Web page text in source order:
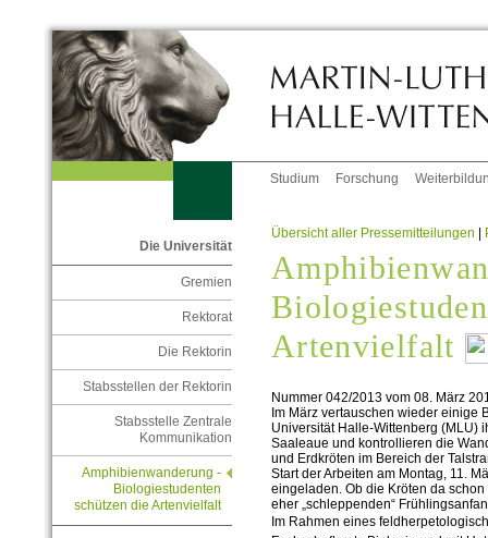
Studium Forschung
Die Universität
Gremien
Rektorat
Die Rektorin
Stabsstellen der Rektorin
Stabsstelle Zentrale
Kommunikation
Amphibienwanderung -
Biologiestudenten
schützen die Artenvielfalt
Übersicht aller Pressemitteilungen |
Artenvielfalt
Nummer 042/2013 vom 08. März
Im März vertauschen wieder einige
Universität Halle-Wittenberg (MLU)
Saaleaue und kontrollieren die
und Erdkröten im Bereich der
Start der Arbeiten am Montag, 11.
eingeladen. Ob die Kröten da
eher „schleppenden“
Im Rahmen eines